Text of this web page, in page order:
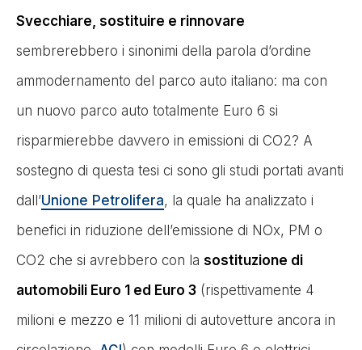
Svecchiare, sostituire e rinnovare
sembrerebbero i sinonimi della parola d’ordine
ammodernamento del parco auto italiano: ma con
un nuovo parco auto totalmente Euro 6 si
risparmierebbe davvero in emissioni di CO2? A
sostegno di questa tesi ci sono gli studi portati avanti
dall’Unione Petrolifera, la quale ha analizzato i
benefici in riduzione dell’emissione di NOx, PM o
CO2 che si avrebbero con la sostituzione di
automobili Euro 1 ed Euro 3 (rispettivamente 4
milioni e mezzo e 11 milioni di autovetture ancora in